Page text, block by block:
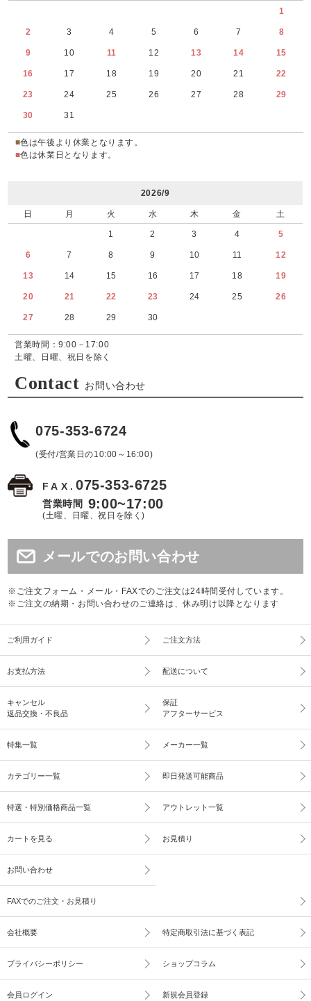
1
2 3 4 5 6 7 8
9 10 11 12 13 14 15
16 17 18 19 20 21 22
23 24 25 26 27 28 29
30 31
■色は午後より休業となります。
■色は休業日となります。
2026/9
日 月 火 水 木 金 土
1 2 3 4 5
6 7 8 9 10 11 12
13 14 15 16 17 18 19
20 21 22 23 24 25 26
27 28 29 30
営業時間：9:00－17:00
土曜、日曜、祝日を除く
Contact お問い合わせ
075-353-6724
(受付/営業日の10:00～16:00)
FAX.075-353-6725
営業時間 9:00~17:00
(土曜、日曜、祝日を除く)
メールでのお問い合わせ
※ご注文フォーム・メール・FAXでのご注文は24時間受付しています。
※ご注文の納期・お問い合わせのご連絡は、休み明け以降となります
ご利用ガイド ご注文方法
お支払方法 配送について
キャンセル
返品交換・不良品
保証
アフターサービス
特集一覧 メーカー一覧
カテゴリー一覧 即日発送可能商品
特選・特別価格商品一覧 アウトレット一覧
カートを見る お見積り
お問い合わせ
FAXでのご注文・お見積り
会社概要 特定商取引法に基づく表記
プライバシーポリシー ショップコラム
会員ログイン 新規会員登録